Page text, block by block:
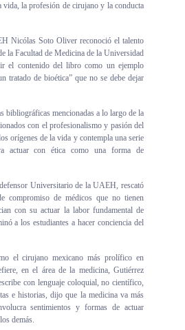
vida, la profesión de cirujano y la conducta
Nicólas Soto Oliver reconoció el talento
la Facultad de Medicina de la Universidad
el contenido del libro como un ejemplo
tratado de bioética” que no se debe dejar
bibliográficas mencionadas a lo largo de la
con el profesionalismo y pasión del
orígenes de la vida y contempla una serie
actuar con ética como una forma de
Universitario de la UAEH, rescató
compromiso de médicos que no tienen
con su actuar la labor fundamental de
a los estudiantes a hacer conciencia del
el cirujano mexicano más prolífico en
en el área de la medicina, Gutiérrez
con lenguaje coloquial, no científico,
e historias, dijo que la medicina va más
sentimientos y formas de actuar
demás.